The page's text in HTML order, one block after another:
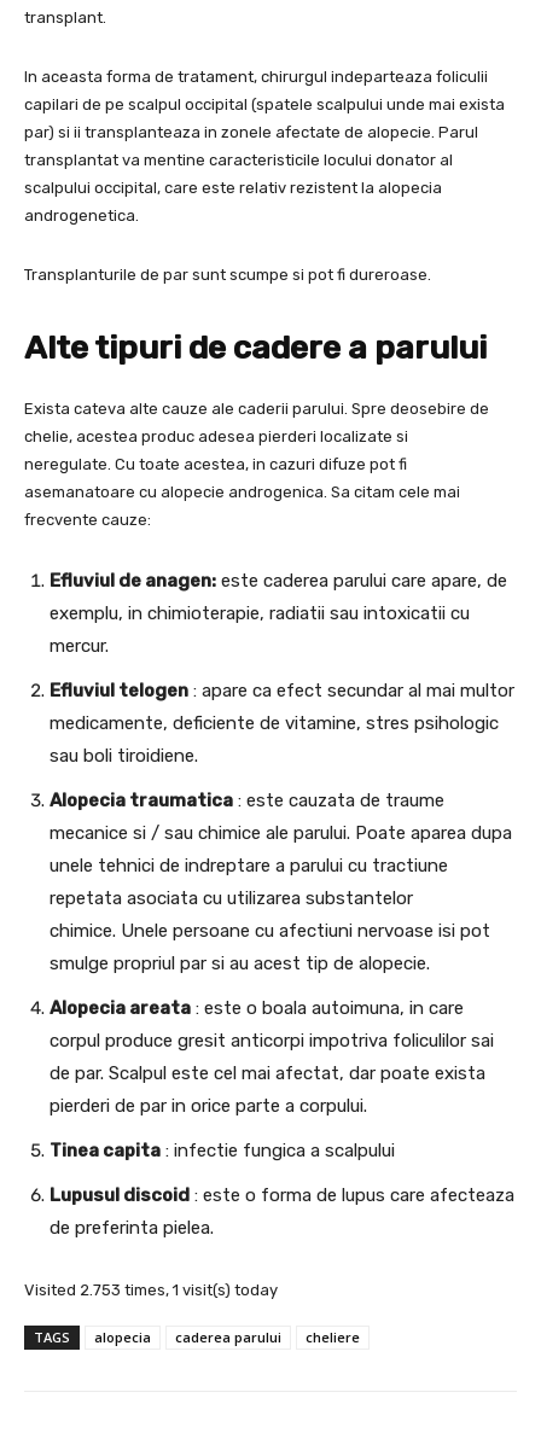
transplant.
In aceasta forma de tratament, chirurgul indeparteaza foliculii
capilari de pe scalpul occipital (spatele scalpului unde mai exista
par) si ii transplanteaza in zonele afectate de alopecie. Parul
transplantat va mentine caracteristicile locului donator al
scalpului occipital, care este relativ rezistent la alopecia
androgenetica.
Transplanturile de par sunt scumpe si pot fi dureroase.
Alte tipuri de cadere a parului
Exista cateva alte cauze ale caderii parului. Spre deosebire de
chelie, acestea produc adesea pierderi localizate si
neregulate. Cu toate acestea, in cazuri difuze pot fi
asemanatoare cu alopecie androgenica. Sa citam cele mai
frecvente cauze:
Efluviul de anagen: este caderea parului care apare, de
exemplu, in chimioterapie, radiatii sau intoxicatii cu
mercur.
Efluviul telogen : apare ca efect secundar al mai multor
medicamente, deficiente de vitamine, stres psihologic
sau boli tiroidiene.
Alopecia traumatica : este cauzata de traume
mecanice si / sau chimice ale parului. Poate aparea dupa
unele tehnici de indreptare a parului cu tractiune
repetata asociata cu utilizarea substantelor
chimice. Unele persoane cu afectiuni nervoase isi pot
smulge propriul par si au acest tip de alopecie.
Alopecia areata : este o boala autoimuna, in care
corpul produce gresit anticorpi impotriva foliculilor sai
de par. Scalpul este cel mai afectat, dar poate exista
pierderi de par in orice parte a corpului.
Tinea capita : infectie fungica a scalpului
Lupusul discoid : este o forma de lupus care afecteaza
de preferinta pielea.
Visited 2.753 times, 1 visit(s) today
TAGS alopecia caderea parului cheliere